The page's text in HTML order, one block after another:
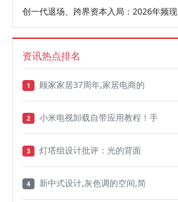
创一代退场、跨界资本入局：2026年频现
资讯热点排名
1 顾家家居37周年,家居电商的
2 小米电视卸载自带应用教程！手
3 灯塔组设计批评：光的背面
4 新中式设计,灰色调的空间,简